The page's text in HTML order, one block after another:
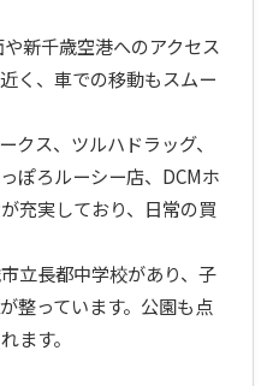
新千歳空港へのアクセス
く、車での移動もスムー
クス、ツルハドラッグ、
ぽろルーシー店、DCMホ
充実しており、日常の買
立長都中学校があり、子
整っています。公園も点
ます。